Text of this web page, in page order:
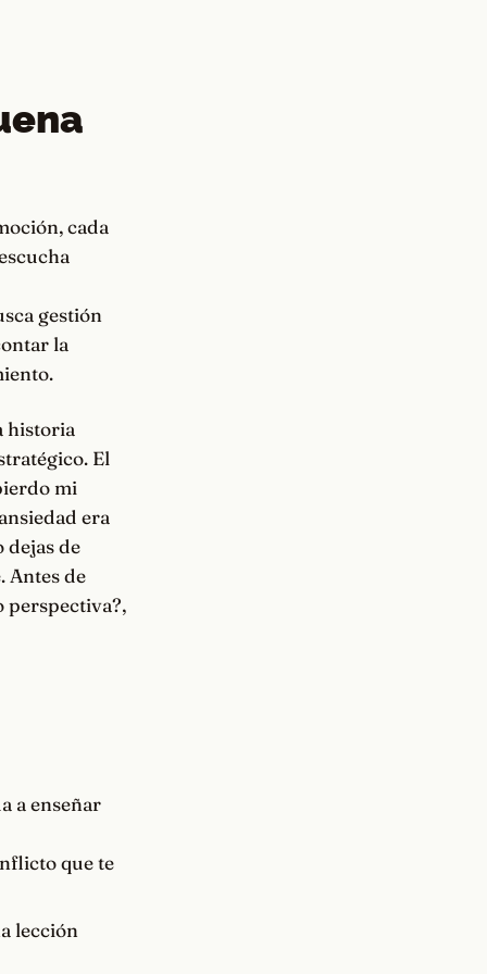
cada
gestión
la
historia
El
mi
era
dejas de
Antes de
perspectiva?,
a enseñar
que te
lección